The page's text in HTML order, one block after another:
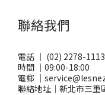
聯絡我們
電話 ｜ (02) 2278-1113
時間 ｜09:00-18:00
電郵 ｜
聯絡地址｜新北市三重